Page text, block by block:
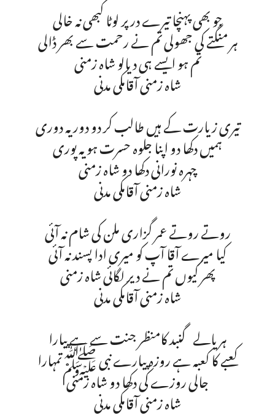
جو بھی پہنچا تیرے در پر لوٹا کبھی نہ خالی
ہر منگتے کی جھولی تم نے رحمت سے بھر ڈالی
تم ہو ایسے ہی دیالو شاہ زمنی
شاہ زمنی آقامکی مدنی
تیری زیارت کے ہیں طالب کر دو دور یہ دوری
ہمیں دکھا دو اپنا جلوہ حسرت ہو یہ پوری
چہرہ نورانی دکھا دو شاہ زمنی
شاہ زمنی آقامکی مدنی
روتے روتے عمر گزاری ملن کی شام نہ آئی
کیا میرے آقا آپ کو میری ادا پسند نہ آئی
پھر کیوں تم نے دیر لگائی شاہ زمنی
شاہ زمنی آقامکی مدنی
ہریالے گنبد کامنظر جنت سے ہے پیارا
کعبے کا کعبہ ہے روزہ پیارے نبی ﷺتمہارا
جالی روزے کی دکھا دو شاہ زمنی
شاہ زمنی آقامکی مدنی